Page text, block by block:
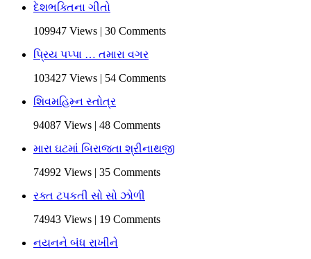
દેશભક્તિના ગીતો
109947 Views | 30 Comments
પ્રિય પપ્પા … તમારા વગર
103427 Views | 54 Comments
શિવમહિમ્ન સ્તોત્ર
94087 Views | 48 Comments
મારા ઘટમાં બિરાજતા શ્રીનાથજી
74992 Views | 35 Comments
રક્ત ટપકતી સો સો ઝોળી
74943 Views | 19 Comments
નયનને બંધ રાખીને